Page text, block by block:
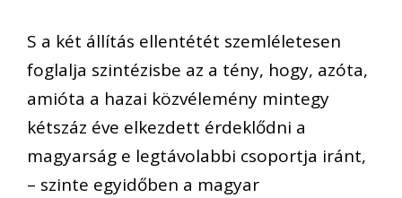
S a két állítás ellentétét szemléletesen
foglalja szintézisbe az a tény, hogy, azóta,
amióta a hazai közvélemény mintegy
kétszáz éve elkezdett érdeklődni a
magyarság e legtávolabbi csoportja iránt,
– szinte egyidőben a magyar